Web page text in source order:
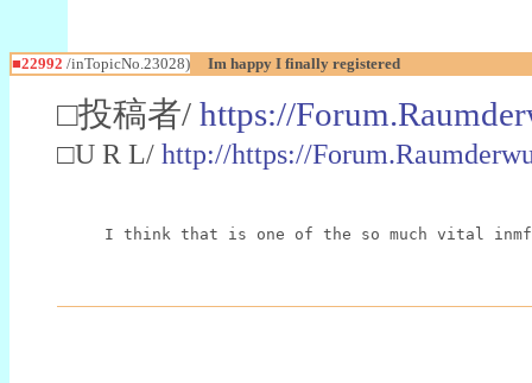
■22992 /inTopicNo.23028) Im happy I finally registered
□投稿者/ https://
□U R L/ http://https://
I think that is one of the so much vital